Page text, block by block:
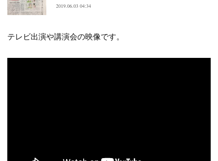
2019.06.03 04:34
テレビ出演や講演会の映像です。